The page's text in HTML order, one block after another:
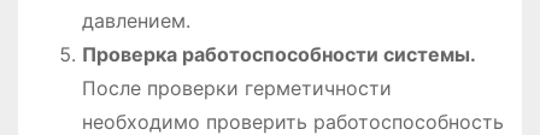
давлением.
Проверка работоспособности системы.
После проверки герметичности
необходимо проверить работоспособность